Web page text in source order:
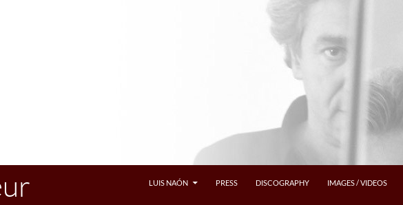
LUIS NAÓN PRESS DISCOGRAPHY IMAGES / VIDEOS